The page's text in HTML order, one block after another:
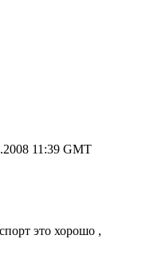
11:39 GMT
это хорошо ,